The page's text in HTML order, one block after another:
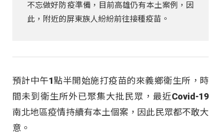
不忘做好防疫準備，目前高雄仍有本土案例，因
此，附近的屏東族人紛紛前往接種疫苗。
預計中午1點半開始施打疫苗的來義鄉衛生所，時
間未到衛生所外已聚集大批民眾，最近Covid-19
南北地區疫情持續有本土個案，因此民眾都不敢大
意。